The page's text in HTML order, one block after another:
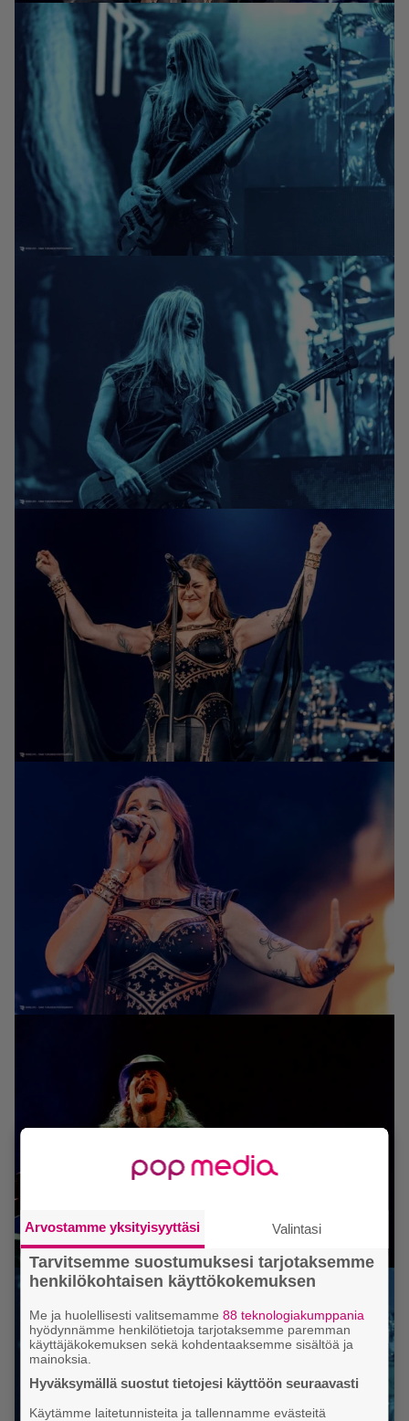
Arvostamme yksityisyyttäsi Valintasi
Tarvitsemme suostumuksesi tarjotaksemme
henkilökohtaisen käyttökokemuksen
Me ja huolellisesti valitsemamme88 teknologiakumppania
hyödynnämme henkilötietoja tarjotaksemme paremman
käyttäjäkokemuksen sekä kohdentaaksemme sisältöä ja
mainoksia.
Hyväksymällä suostut tietojesi käyttöön seuraavasti
Käytämme laitetunnisteita ja tallennamme evästeitä